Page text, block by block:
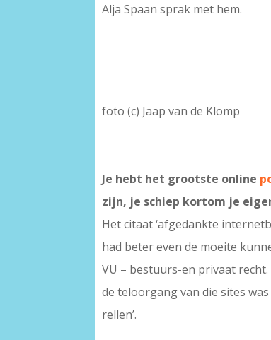
Alja Spaan sprak met hem.
foto (c) Jaap van de Klomp
Je hebt het grootste online
zijn, je schiep kortom je
Het citaat ‘afgedankte
had beter even de moeite
VU – bestuurs-en privaat
de teloorgang van die sites
rellen’.